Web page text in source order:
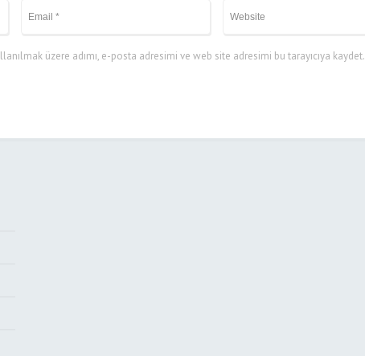
üzere adımı, e-posta adresimi ve web site adresimi bu tarayıcıya kaydet.